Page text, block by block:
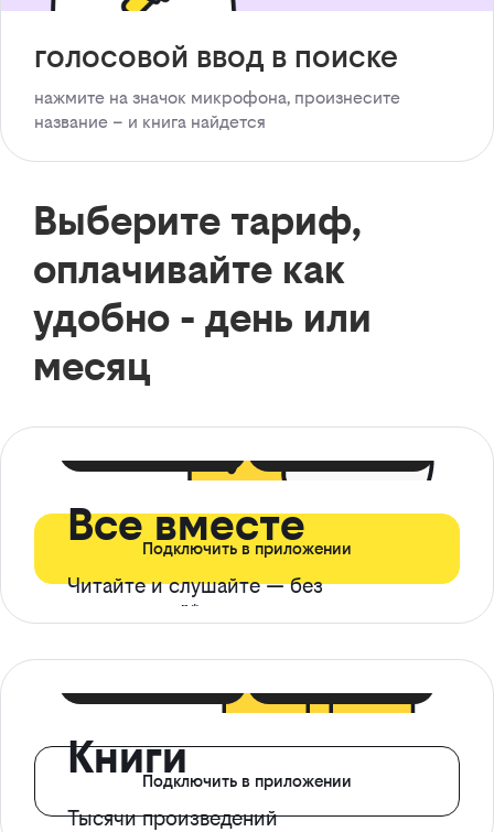
голосовой ввод в поиске
нажмите на значок микрофона, произнесите
название – и книга найдется
Выберите тариф,
оплачивайте как
удобно - день или
месяц
Все вместе
Читайте и слушайте — без
ограничений*
Подключить в приложении
Книги
Тысячи произведений
Подключить в приложении